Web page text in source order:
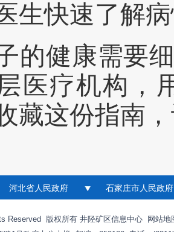
生快速了解
的健康需要
医疗机构，
藏这份指南